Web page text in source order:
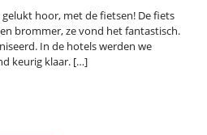
gelukt hoor, met de fietsen! De fiets
brommer, ze vond het fantastisch.
In de hotels werden we
keurig klaar. […]